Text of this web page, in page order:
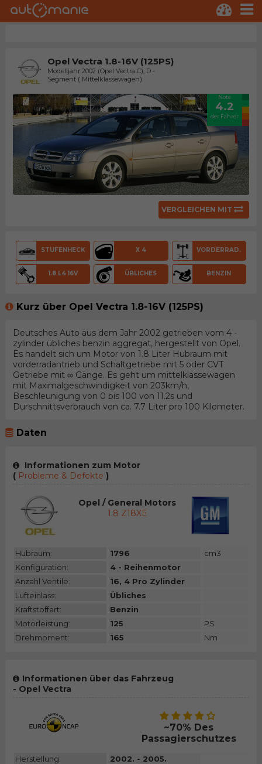
Opel Vectra 1.8-16V (125PS)
Modelljahr 2002 (Opel Vectra C), D -
Segment ( Mittelklassewagen)
Note
4.2
der Fahrer
VERGLEICHEN MIT
STUFENHECK X 4 VORDERRAD.
1.8 L4 16V ÜBLICHES BENZIN
Kurz über Opel Vectra 1.8-16V (125PS)
Deutsches Auto aus dem Jahr 2002 getrieben vom 4 -
zylinder übliches benzin aggregat, hergestellt von Opel.
Es handelt sich um Motor von 1.8 Liter Hubraum mit
vorderradantrieb und Schaltgetriebe mit 5 oder CVT
Getriebe mit ∞ Gänge. Es geht um mittelklassewagen
mit Maximalgeschwindigkeit von 203km/h,
Beschleunigung von 0 bis 100 von 11.2s und
Durschnittsverbrauch von ca. 7.7 Liter pro 100 Kilometer.
Daten
Informationen zum Motor
(Probleme & Defekte )
Opel / General Motors
1.8 Z18XE
Hubraum: 1796
cm3
Konfiguration:
4 - Reihenmotor
Anzahl Ventile:
16, 4 Pro Zylinder
Lufteinlass:
Übliches
Kraftstoffart:
Benzin
Motorleistung:
125
PS
Drehmoment:
165 Nm
Informationen über das Fahrzeug
- Opel Vectra
~70% Des
Passagierschutzes
Herstellung:
2002. - 2005.